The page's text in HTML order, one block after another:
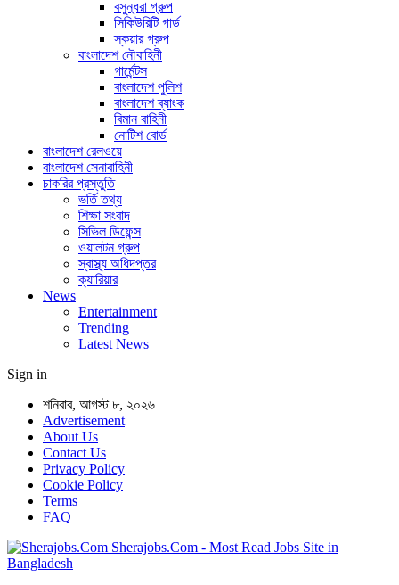
বসুন্ধরা গ্রুপ
সিকিউরিটি গার্ড
স্কয়ার গ্রুপ
বাংলাদেশ নৌবাহিনী
গার্মেন্টস
বাংলাদেশ পুলিশ
বাংলাদেশ ব্যাংক
বিমান বাহিনী
নোটিশ বোর্ড
বাংলাদেশ রেলওয়ে
বাংলাদেশ সেনাবাহিনী
চাকরির প্রস্তুতি
ভর্তি তথ্য
শিক্ষা সংবাদ
সিভিল ডিফেন্স
ওয়ালটন গ্রুপ
স্বাস্থ্য অধিদপ্তর
ক্যারিয়ার
News
Entertainment
Trending
Latest News
Sign in
শনিবার, আগস্ট ৮, ২০২৬
Advertisement
About Us
Contact Us
Privacy Policy
Cookie Policy
Terms
FAQ
Sherajobs.Com - Most Read Jobs Site in
Bangladesh